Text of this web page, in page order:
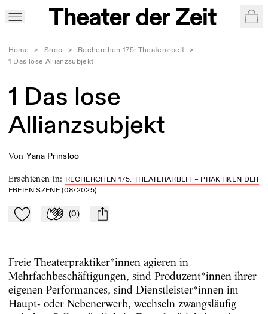
Home > Shop > Recherchen 175: Theaterarbeit
>
1 Das lose Allianzsubjekt
1 Das lose
Allianzsubjekt
von Yana Prinsloo
Erschienen in: RECHERCHEN 175: THEATERARBEIT – PRAKTIKEN DER
FREIEN SZENE (08/2025)
Zu Mein-TdZ hinzufügen
Applaudieren
(0) mail
Freie Theaterpraktiker*innen agieren in
Mehrfachbeschäftigungen, sind Produzent*innen ihrer
eigenen Performances, sind Dienstleister*innen im
Haupt- oder Nebenerwerb, wechseln zwangsläufig